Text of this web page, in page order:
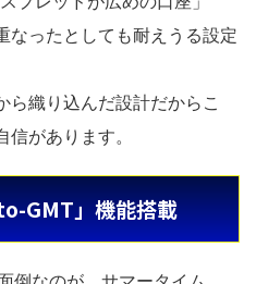
なったとしても耐えうる設定
ら織り込んだ設計だからこ
があります。
GMT」機能搭載